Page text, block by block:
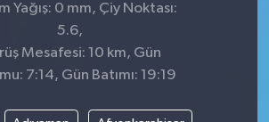
Yağış: 0 mm, Çiy Noktası:
5.6,
Mesafesi: 10 km, Gün
7:14, Gün Batımı: 19:19